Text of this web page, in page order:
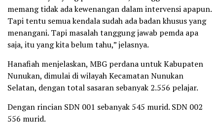
memang tidak ada kewenangan dalam intervensi apapun.
Tapi tentu semua kendala sudah ada badan khusus yang
menangani. Tapi masalah tanggung jawab pemda apa
saja, itu yang kita belum tahu,” jelasnya.
Hanafiah menjelaskan, MBG perdana untuk Kabupaten
Nunukan, dimulai di wilayah Kecamatan Nunukan
Selatan, dengan total sasaran sebanyak 2.556 pelajar.
Dengan rincian SDN 001 sebanyak 545 murid. SDN 002
556 murid.